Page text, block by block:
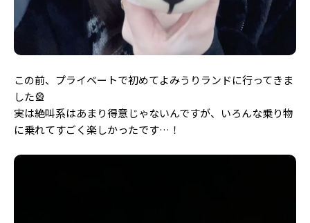
この前、プライベートで初めてよみうりランドに行ってきま
した🎡
実は絶叫系はあまり得意じゃないんですが、いろんな乗り物
に乗れてすごく楽しかったです…！